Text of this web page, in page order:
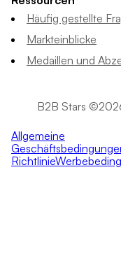
Häufig gestellte
Markteinblicke
Medaillen und
B2B Stars
Allgemeine
Richtlinie